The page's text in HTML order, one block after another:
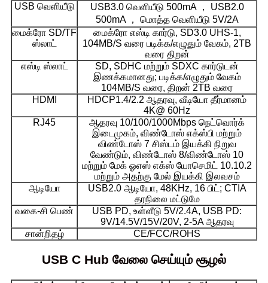
USB வெளியீடு
USB3.0 வெளியீடு 500mA ， USB2.0
500mA ， மொத்த வெளியீடு 5V/2A
மைக்ரோ SD/TF
ஸ்லாட்
மைக்ரோ எஸ்டி கார்டு, SD3.0 UHS-1,
104MB/S வரை படிக்க/எழுதும் வேகம், 2TB
வரை திறன்
எஸ்டி ஸ்லாட்
SD, SDHC மற்றும் SDXC கார்டுடன்
இணக்கமானது; படிக்க/எழுதும் வேகம்
104MB/S வரை, திறன் 2TB வரை
HDMI
HDCP1.4/2.2 ஆதரவு, வீடியோ தீர்மானம்
4K@ 60Hz
RJ45
ஆதரவு 10/100/1000Mbps நெட்வொர்க்
இடைமுகம், விண்டோஸ் எக்ஸ்பி மற்றும்
விண்டோஸ் 7 சிஸ்டம் இயக்கி நிறுவ
வேண்டும், விண்டோஸ் 8/விண்டோஸ் 10
மற்றும் மேக் ஓஎஸ் எக்ஸ் யோசெமிட் 10.10.2
மற்றும் அதற்கு மேல் இயக்கி இலவசம்
ஆடியோ
USB2.0 ஆடியோ, 48KHz, 16 பிட்; CTIA
தரநிலை மட்டுமே
வகை-சி பெண்
USB PD, உள்ளீடு 5V/2.4A, USB PD:
9V/14.5V/15V/20V, 2-5A ஆதரவு
சான்றிதழ்
CE/FCC/ROHS
USB C Hub வேலை செய்யும் சூழல்